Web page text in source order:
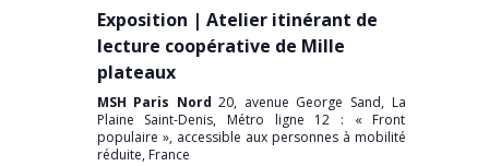
Exposition | Atelier itinérant de
lecture coopérative de Mille
plateaux
MSH Paris Nord20, avenue George Sand, La
Plaine Saint-Denis, Métro ligne 12 : « Front
populaire », accessible aux personnes à mobilité
réduite, France